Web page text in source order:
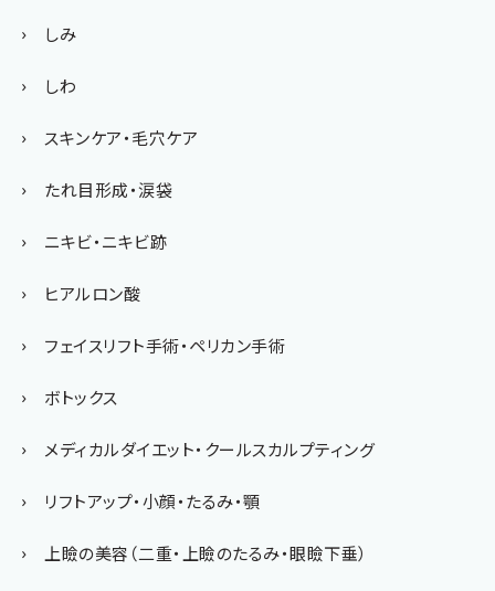
しみ
しわ
スキンケア・毛穴ケア
たれ目形成・涙袋
ニキビ・ニキビ跡
ヒアルロン酸
フェイスリフト手術・ペリカン手術
ボトックス
メディカルダイエット・クールスカルプティング
リフトアップ・小顔・たるみ・顎
上瞼の美容（二重・上瞼のたるみ・眼瞼下垂）